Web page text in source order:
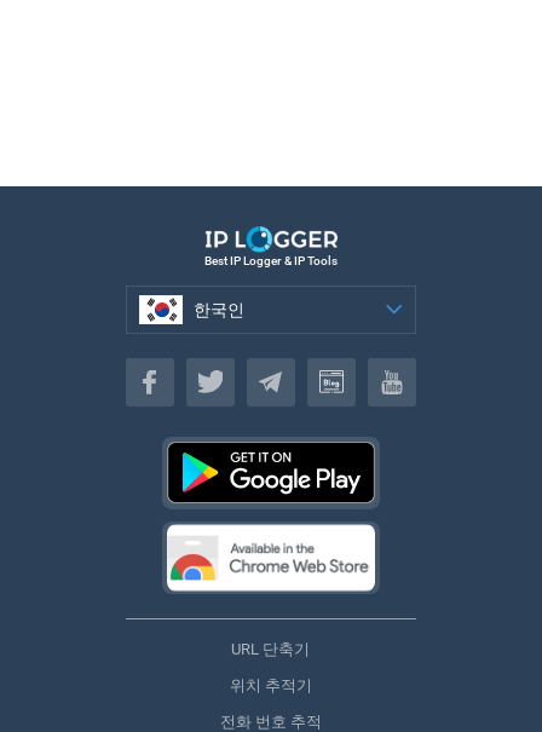
Best IP Logger & IP Tools
한국인
한국인
URL 단축기
위치 추적기
전화 번호 추적